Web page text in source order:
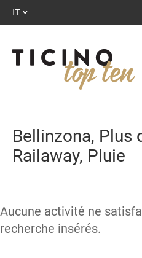
IT
Bellinzona, Plus
Railaway, Pluie
Aucune activité ne
recherche insérés.